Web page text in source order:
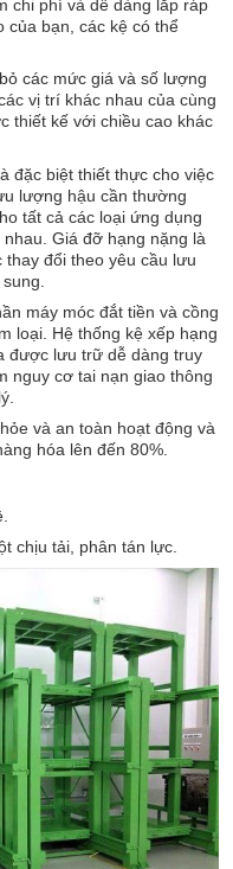
chi phí và dễ dàng lắp ráp
của bạn, các kệ có thể
các mức giá và số lượng
vị trí khác nhau của cùng
thiết kế với chiều cao khác
đặc biệt thiết thực cho việc
lượng hậu cần thường
tất cả các loại ứng dụng
Giá đỡ hạng nặng là
đổi theo yêu cầu lưu
máy móc đắt tiền và cồng
loại. Hệ thống kệ xếp hạng
được lưu trữ dễ dàng truy
nguy cơ tai nạn giao thông
và an toàn hoạt động và
hóa lên đến 80%.
chịu tải, phân tán lực.